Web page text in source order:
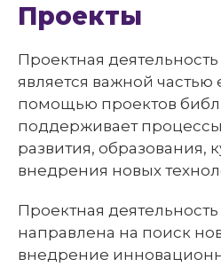
Проекты
Проектная
является важной частью
помощью проектов
поддерживает
развития, образования,
внедрения новых
Проектная
направлена на поиск
внедрение